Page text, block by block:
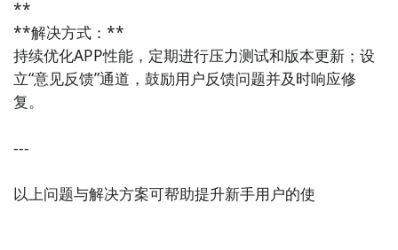
**
**解决方式：**
持续优化APP性能，定期进行压力测试和版本更新；设
立“意见反馈”通道，鼓励用户反馈问题并及时响应修
复。
---
以上问题与解决方案可帮助提升新手用户的使